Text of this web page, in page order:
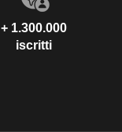
+ 1.300.000
iscritti